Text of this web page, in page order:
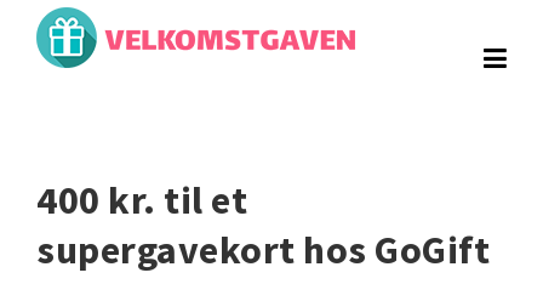
content
400 kr. til et
supergavekort hos GoGift